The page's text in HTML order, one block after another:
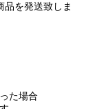
を発送致しま
た場合